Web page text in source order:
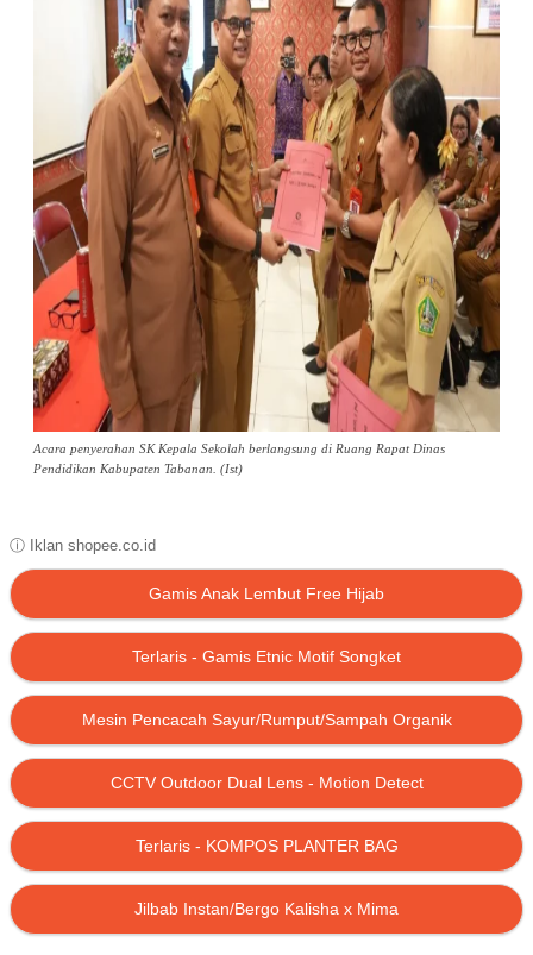
Acara penyerahan SK Kepala Sekolah berlangsung di Ruang Rapat Dinas
Pendidikan Kabupaten Tabanan. (Ist)
ⓘ Iklan shopee.co.id
Gamis Anak Lembut Free Hijab
Terlaris - Gamis Etnic Motif Songket
Mesin Pencacah Sayur/Rumput/Sampah Organik
CCTV Outdoor Dual Lens - Motion Detect
Terlaris - KOMPOS PLANTER BAG
Jilbab Instan/Bergo Kalisha x Mima